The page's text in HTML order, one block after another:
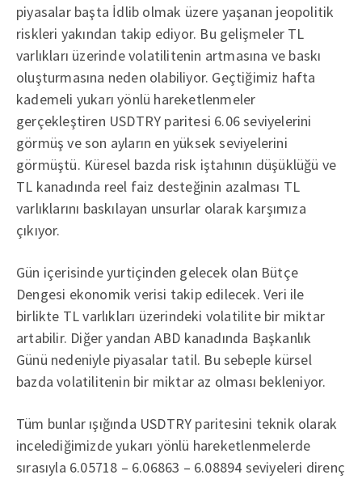
piyasalar başta İdlib olmak üzere yaşanan jeopolitik
riskleri yakından takip ediyor. Bu gelişmeler TL
varlıkları üzerinde volatilitenin artmasına ve baskı
oluşturmasına neden olabiliyor. Geçtiğimiz hafta
kademeli yukarı yönlü hareketlenmeler
gerçekleştiren USDTRY paritesi 6.06 seviyelerini
görmüş ve son ayların en yüksek seviyelerini
görmüştü. Küresel bazda risk iştahının düşüklüğü ve
TL kanadında reel faiz desteğinin azalması TL
varlıklarını baskılayan unsurlar olarak karşımıza
çıkıyor.
Gün içerisinde yurtiçinden gelecek olan Bütçe
Dengesi ekonomik verisi takip edilecek. Veri ile
birlikte TL varlıkları üzerindeki volatilite bir miktar
artabilir. Diğer yandan ABD kanadında Başkanlık
Günü nedeniyle piyasalar tatil. Bu sebeple kürsel
bazda volatilitenin bir miktar az olması bekleniyor.
Tüm bunlar ışığında USDTRY paritesini teknik olarak
incelediğimizde yukarı yönlü hareketlenmelerde
sırasıyla 6.05718 – 6.06863 – 6.08894 seviyeleri direnç